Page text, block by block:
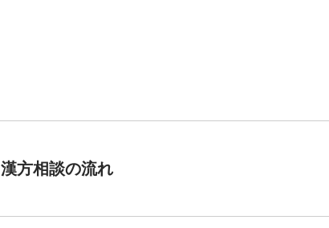
漢方相談の流れ